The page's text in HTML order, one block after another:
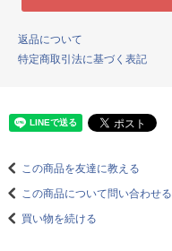
返品について
特定商取引法に基づく表記
この商品を友達に教える
この商品について問い合わせる
買い物を続ける